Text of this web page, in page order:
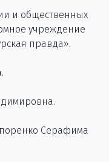
и общественных
учреждение
правда».
Серафима